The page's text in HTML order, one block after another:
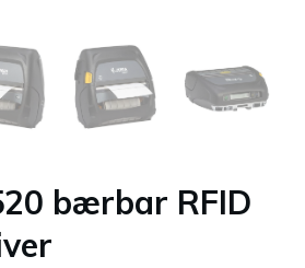
bærbar RFID